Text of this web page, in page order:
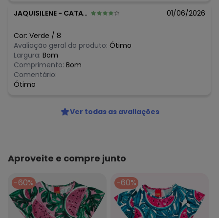
R$ 27,96
maio/2026 R$ 27,96
março/2026
fevereiro/2026
JAQUISILENE - CATANDUVA - SP 01/06/2026
Cor: Verde / 8
Avaliação geral do produto: Ótimo
Largura: Bom
Comprimento: Bom
Comentário:
Ótimo
Ver todas as avaliações
Aproveite e compre junto
-60% -60%